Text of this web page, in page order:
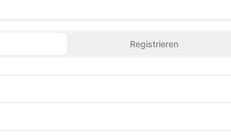
Registrieren